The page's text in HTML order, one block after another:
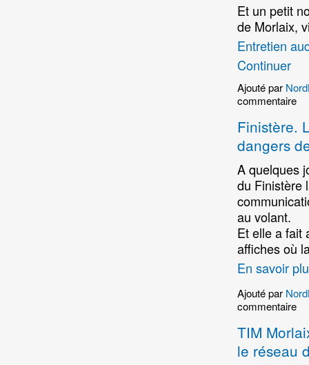
Et un petit
de Morlaix,
Entretien
Continuer
Ajouté par
commentaire
Finistère.
dangers
A quelques
du Finistère
au volant.
Et elle a fait
affiches où
En savoir
Ajouté par
commentaire
TIM
le réseau